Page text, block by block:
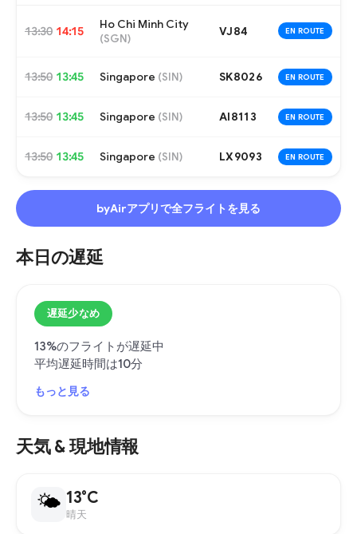
13:30 14:15 Ho Chi Minh City
(SGN)
VJ84 EN ROUTE
13:50 13:45 Singapore (SIN) SK8026 EN ROUTE
13:50 13:45 Singapore (SIN) AI8113 EN ROUTE
13:50 13:45 Singapore (SIN) LX9093 EN ROUTE
byAirアプリで全フライトを見る
本日の遅延
遅延少なめ
13%のフライトが遅延中
平均遅延時間は10分
もっと見る
天気 & 現地情報
🌤 13°C
晴天